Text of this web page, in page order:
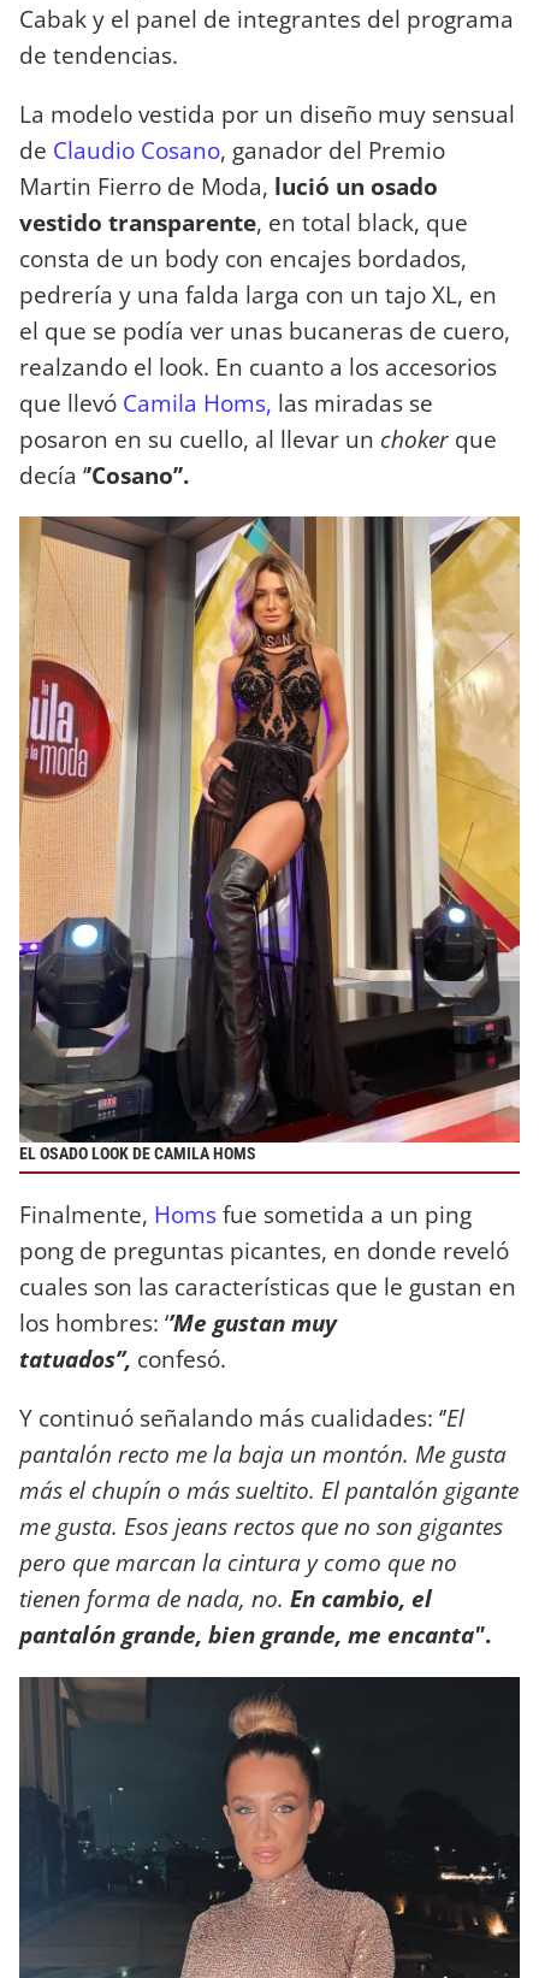
Cabak y el panel de integrantes del programa
de tendencias.
La modelo vestida por un diseño muy sensual
de Claudio Cosano, ganador del Premio
Martin Fierro de Moda, lució un osado
vestido transparente, en total black, que
consta de un body con encajes bordados,
pedrería y una falda larga con un tajo XL, en
el que se podía ver unas bucaneras de cuero,
realzando el look. En cuanto a los accesorios
que llevó Camila Homs, las miradas se
posaron en su cuello, al llevar un choker que
decía ‘’Cosano’’.
EL OSADO LOOK DE CAMILA HOMS
Finalmente, Homsfue sometida a un ping
pong de preguntas picantes, en donde reveló
cuales son las características que le gustan en
los hombres: ‘’Me gustan muy
tatuados’’, confesó.
Y continuó señalando más cualidades: ‘’El
pantalón recto me la baja un montón. Me gusta
más el chupín o más sueltito. El pantalón gigante
me gusta. Esos jeans rectos que no son gigantes
pero que marcan la cintura y como que no
tienen forma de nada, no. En cambio, el
pantalón grande, bien grande, me encanta".